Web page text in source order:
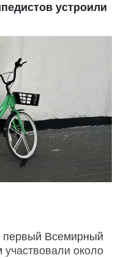
устроили
первый Всемирный
участвовали около